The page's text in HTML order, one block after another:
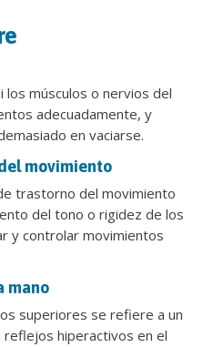
músculos o nervios del
adecuadamente, y
en vaciarse.
movimiento
trastorno del movimiento
del tono o rigidez de los
y controlar movimientos
mano
superiores se refiere a un
hiperactivos en el